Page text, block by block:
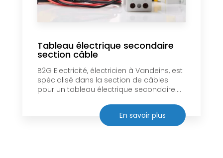
Tableau électrique secondaire
section câble
B2G Electricité, électricien à Vandeins, est
spécialisé dans la section de câbles
pour un tableau électrique secondaire....
En savoir plus